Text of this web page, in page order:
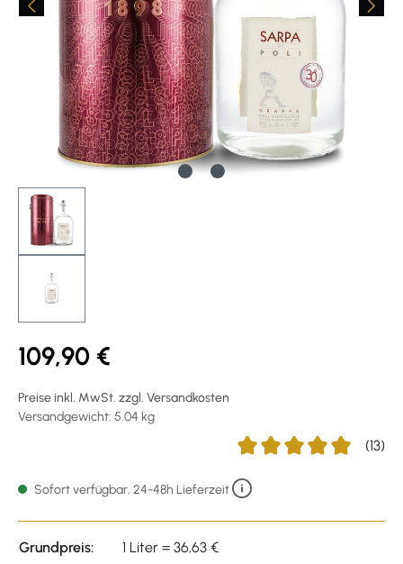
109,90 €
Preise inkl. MwSt. zzgl. Versandkosten
Versandgewicht: 5.04 kg
(13)
Sofort verfügbar, 24-48h Lieferzeit
Grundpreis:
1 Liter = 36,63 €